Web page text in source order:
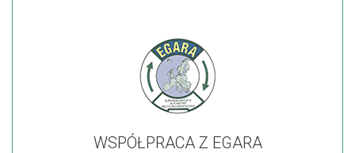
WSPÓŁPRACA Z EGARA